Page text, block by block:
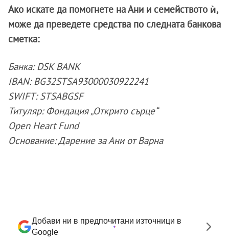
Ако искате да помогнете на Ани и семейството ѝ,
може да преведете средства по следната банкова
сметка:
Банка: DSK BANK
IBAN: BG32STSA93000030922241
SWIFT: STSABGSF
Титуляр: Фондация „Открито сърце“
Open Heart Fund
Основание: Дарение за Ани от Варна
Добави ни в предпочитани източници в
Google